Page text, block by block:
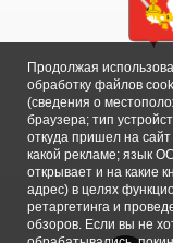
Продолжая
обработку файлов
(сведения о
браузера; тип
откуда пришел на сайт
какой рекламе; язык
открывает и на какие
адрес) в целях
ретаргетинга и
обзоров. Если вы не